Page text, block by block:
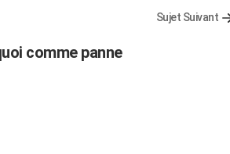
Sujet Suivant
comme panne